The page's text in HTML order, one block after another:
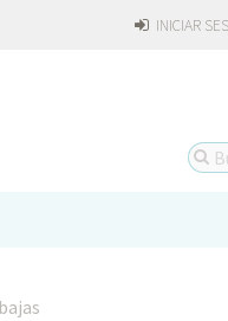
INICIAR